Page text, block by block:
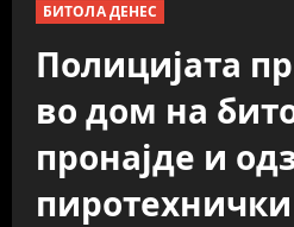
БИТОЛА ДЕНЕС
Полицијата
во дом на
пронајде и